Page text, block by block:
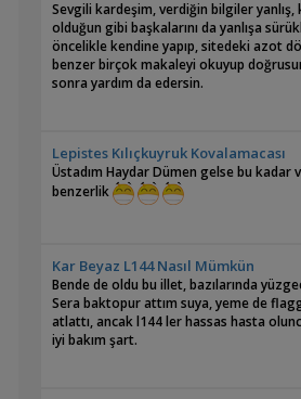
Sevgili kardeşim, verdiğin bilgiler yanlış,
olduğun gibi başkalarını da yanlışa
öncelikle kendine yapıp, sitedeki azot
benzer birçok makaleyi okuyup
sonra yardım da edersin.
Lepistes Kılıçkuyruk Kovalamacası
Üstadım Haydar Dümen gelse bu kadar
benzerlik
Kar Beyaz L144 Nasıl Mümkün
Bende de oldu bu illet, bazılarında
Sera baktopur attım suya, yeme de
atlattı, ancak l144 ler hassas hasta
iyi bakım şart.